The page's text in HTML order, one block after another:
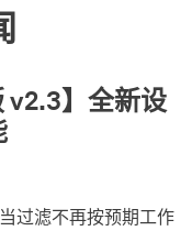
v2.3】全新设
过滤不再按预期工作